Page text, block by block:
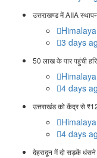
उत्तराखण्ड में AIIA
3 days
50 लाख के पार पहुंची
4 days
उत्तराखंड को केंद्र से
4 days
देहरादून में दो सड़कें धंसने